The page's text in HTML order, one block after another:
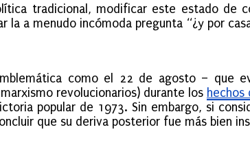
tradicional, modificar este estado de
a menudo incómoda pregunta “¿y por
como el 22 de agosto – que
revolucionarios) durante los hechos
popular de 1973. Sin embargo, si
que su deriva posterior fue más bien